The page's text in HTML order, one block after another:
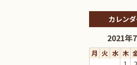
カレン
2021年
月 火 水 木